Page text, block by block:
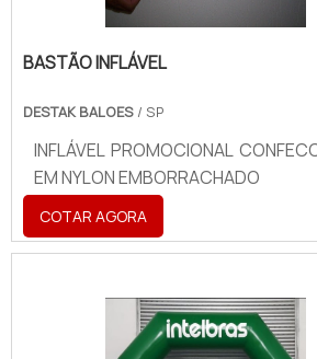
BASTÃO INFLÁVEL
DESTAK BALOES / SP
INFLÁVEL PROMOCIONAL
EM NYLON EMBORRACHADO
COTAR AGORA